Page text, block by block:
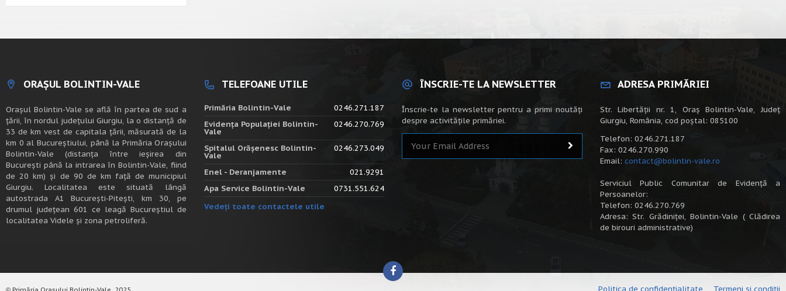
ORAȘUL BOLINTIN-VALE
Oraşul Bolintin-Vale se află în partea de sud a
ţării, în nordul judeţului Giurgiu, la o distanţă de
33 de km vest de capitala țării, măsurată de la
km 0 al Bucureștiului, până la Primăria Orașului
Bolintin-Vale (distanța între ieșirea din
București până la intrarea în Bolintin-Vale, fiind
de 20 km) şi de 90 de km faţă de municipiul
Giurgiu. Localitatea este situată lângă
autostrada A1 Bucureşti-Piteşti, km 30, pe
drumul judeţean 601 ce leagă Bucureştiul de
localitatea Videle şi zona petroliferă.
TELEFOANE UTILE
Primăria Bolintin-Vale
0246.271.187
Evidența Populației Bolintin-
Vale
0246.270.769
Spitalul Orășenesc Bolintin-
Vale
0246.273.049
Enel - Deranjamente
021.9291
Apa Service Bolintin-Vale
0731.551.624
Vedeți toate contactele utile
ÎNSCRIE-TE LA NEWSLETTER
Înscrie-te la newsletter pentru a primi noutăți
despre activitățile primăriei.
ADRESA PRIMĂRIEI
Str. Libertății nr. 1, Oraș Bolintin-Vale, Județ
Giurgiu, România, cod poștal: 085100
Telefon: 0246.271.187
Fax: 0246.270.990
Email: contact@bolintin-vale.ro
Serviciul Public Comunitar de Evidență a
Persoanelor:
Telefon: 0246.270.769
Adresa: Str. Grădiniței, Bolintin-Vale ( Clădirea
de birouri administrative)
Politica de confidențialitate Termeni și condiții